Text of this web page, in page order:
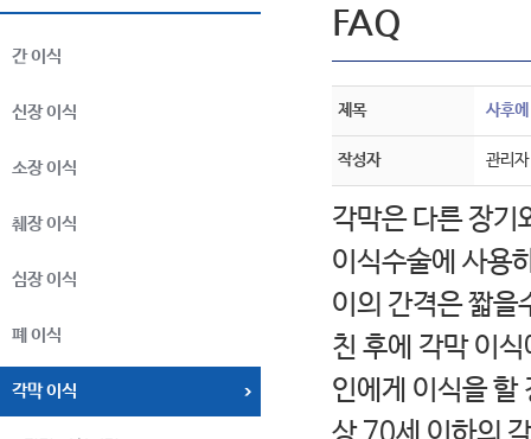
간 이식
신장 이식
소장 이식
췌장 이식
심장 이식
폐 이식
각막 이식
FAQ
제목 사후
작성자 관리자
각막은 다른 장
이식수술에 사용
이의 간격은 짧을
친 후에 각막 이
인에게 이식을 할